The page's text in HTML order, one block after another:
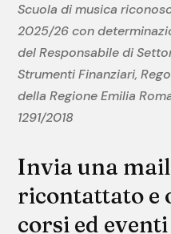
Scuola di musica
2025/26 con
del Responsabile di
Strumenti Finanziari,
della Regione Emilia
1291/2018
Invia una
ricontattato e
corsi ed eventi